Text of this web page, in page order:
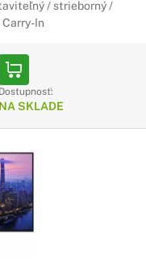
/ strieborný /
In
Dostupnosť:
NA SKLADE